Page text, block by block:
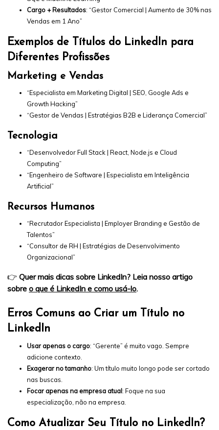
Cargo + Resultados: “Gestor Comercial | Aumento de 30% nas
Vendas em 1 Ano”
Exemplos de Títulos do LinkedIn para
Diferentes Profissões
Marketing e Vendas
“Especialista em Marketing Digital | SEO, Google Ads e
Growth Hacking”
“Gestor de Vendas | Estratégias B2B e Liderança Comercial”
Tecnologia
“Desenvolvedor Full Stack | React, Node.js e Cloud
Computing”
“Engenheiro de Software | Especialista em Inteligência
Artificial”
Recursos Humanos
“Recrutador Especialista | Employer Branding e Gestão de
Talentos”
“Consultor de RH | Estratégias de Desenvolvimento
Organizacional”
👉 Quer mais dicas sobre LinkedIn? Leia nosso artigo
sobre o que é LinkedIn e como usá-lo.
Erros Comuns ao Criar um Título no
LinkedIn
Usar apenas o cargo: “Gerente” é muito vago. Sempre
adicione contexto.
Exagerar no tamanho: Um título muito longo pode ser cortado
nas buscas.
Focar apenas na empresa atual: Foque na sua
especialização, não na empresa.
Como Atualizar Seu Título no LinkedIn?